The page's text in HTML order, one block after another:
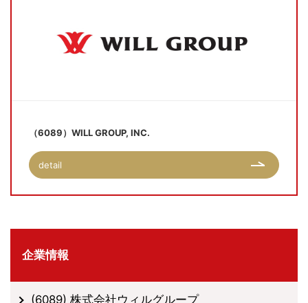
（6089）WILL GROUP, INC.
detail
企業情報
(6089) 株式会社ウィルグループ